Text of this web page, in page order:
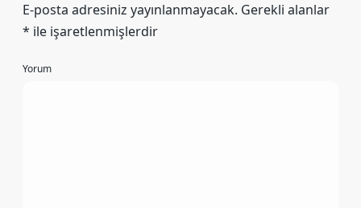
E-posta adresiniz yayınlanmayacak. Gerekli alanlar
* ile işaretlenmişlerdir
Yorum